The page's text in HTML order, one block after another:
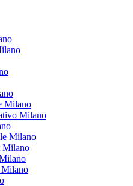
Milano
Milano
Milano
Milano